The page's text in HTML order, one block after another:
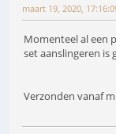
maart 19, 2020,
Momenteel al een
set aanslingeren is
Verzonden vanaf